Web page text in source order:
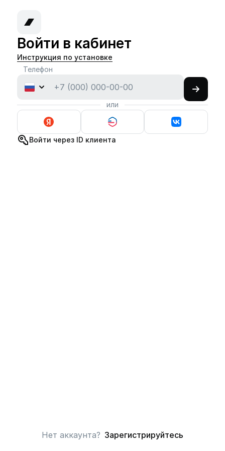
Войти в кабинет
Инструкция по установке
Телефон
или
Войти через ID клиента
Нет аккаунта? Зарегистрируйтесь